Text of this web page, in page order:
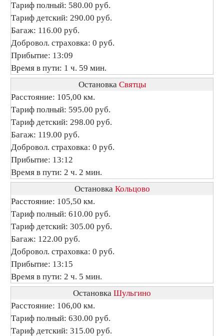
Тариф полный: 580.00 руб.
Тариф детский: 290.00 руб.
Багаж: 116.00 руб.
Добровол. страховка: 0 руб.
Прибытие: 13:09
Время в пути: 1 ч. 59 мин.
Остановка Святцы
Расстояние: 105,00 км.
Тариф полный: 595.00 руб.
Тариф детский: 298.00 руб.
Багаж: 119.00 руб.
Добровол. страховка: 0 руб.
Прибытие: 13:12
Время в пути: 2 ч. 2 мин.
Остановка Кольцово
Расстояние: 105,50 км.
Тариф полный: 610.00 руб.
Тариф детский: 305.00 руб.
Багаж: 122.00 руб.
Добровол. страховка: 0 руб.
Прибытие: 13:15
Время в пути: 2 ч. 5 мин.
Остановка Шульгино
Расстояние: 106,00 км.
Тариф полный: 630.00 руб.
Тариф детский: 315.00 руб.